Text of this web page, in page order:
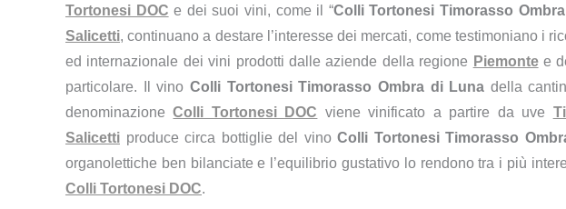
Tortonesi DOC e dei suoi vini, come il “Colli Tortonesi Timorasso
Salicetti, continuano a destare l’interesse dei mercati, come testimoniano i
ed internazionale dei vini prodotti dalle aziende della regione Piemontee
particolare. Il vino Colli Tortonesi Timorasso Ombra di Luna della
denominazioneColli Tortonesi DOC viene vinificato a partire da uve
Salicetti produce circa bottiglie del vino Colli Tortonesi Timorasso
organolettiche ben bilanciate e l’equilibrio gustativo lo rendono tra i più
Colli Tortonesi DOC.